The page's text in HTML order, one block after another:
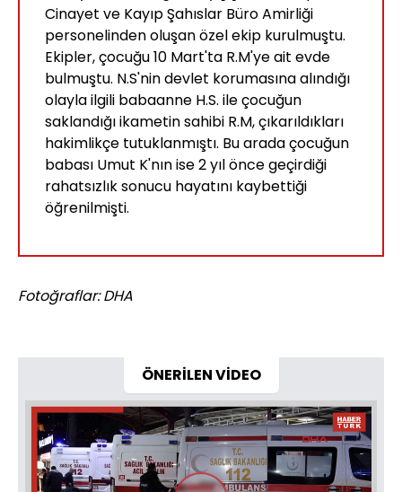
Cinayet ve Kayıp Şahıslar Büro Amirliği
personelinden oluşan özel ekip kurulmuştu.
Ekipler, çocuğu 10 Mart'ta R.M'ye ait evde
bulmuştu. N.S'nin devlet korumasına alındığı
olayla ilgili babaanne H.S. ile çocuğun
saklandığı ikametin sahibi R.M, çıkarıldıkları
hakimlikçe tutuklanmıştı. Bu arada çocuğun
babası Umut K'nın ise 2 yıl önce geçirdiği
rahatsızlık sonucu hayatını kaybettiği
öğrenilmişti.
Fotoğraflar: DHA
ÖNERİLEN VİDEO